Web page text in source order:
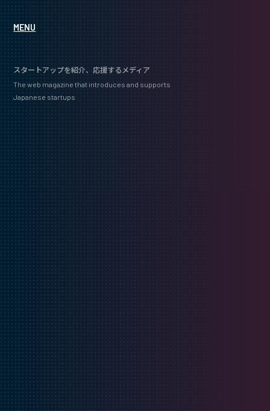
MENU
スタートアップを紹介、応援するメディア
The web magazine that introduces and supports
Japanese startups